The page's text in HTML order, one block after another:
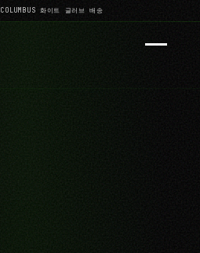
COLUMBUS 화이트 글러브 배송